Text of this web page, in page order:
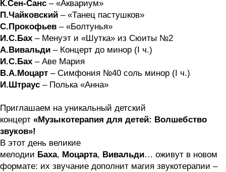
К.Сен-Санс – «Аквариум»
П.Чайковский – «Танец пастушков»
С.Прокофьев – «Болтунья»
И.С.Бах – Менуэт и «Шутка» из Сюиты №2
А.Вивальди – Концерт до минор (І ч.)
И.С.Бах – Аве Мария
В.А.Моцарт – Симфония №40 соль минор (І ч.)
И.Штраус – Полька «Анна»
Приглашаем на уникальный детский
концерт «Музыкотерапия для детей: Волшебство
звуков»!
В этот день великие
мелодии Баха, Моцарта, Вивальди… оживут в новом
формате: их звучание дополнит магия звукотерапии –